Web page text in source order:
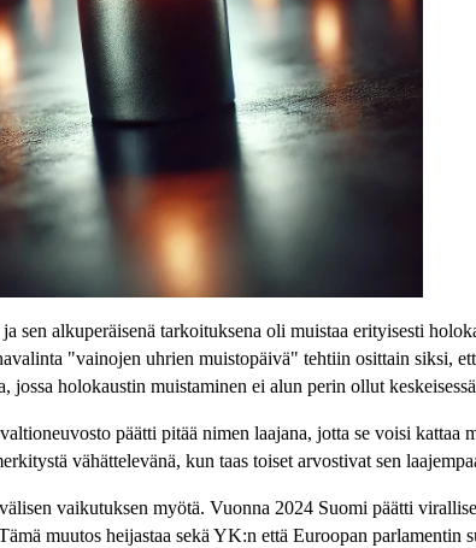
alkuperäisenä tarkoituksena oli muistaa erityisesti
"vainojen uhrien muistopäivä" tehtiin osittain siksi,
holokaustin muistaminen ei alun perin ollut keskeisessä
päätti pitää nimen laajana, jotta se voisi kattaa
vähättelevänä, kun taas toiset arvostivat sen
vaikutuksen myötä. Vuonna 2024 Suomi päätti
muutos heijastaa sekä YK:n että Euroopan